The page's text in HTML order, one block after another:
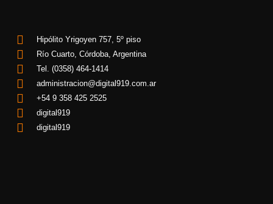
Hipólito Yrigoyen 757, 5º piso
Río Cuarto, Córdoba, Argentina
Tel. (0358) 464-1414
administracion@digital919.com.ar
+54 9 358 425 2525
digital919
digital919